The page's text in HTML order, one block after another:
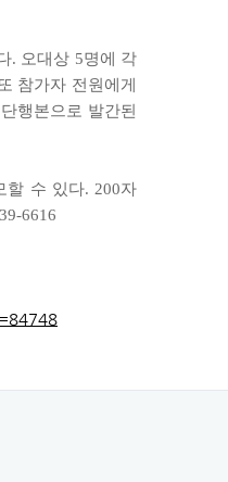
. 오대상 5명에 각
참가자 전원에게
행본으로 발간된
할 수 있다. 200자
6616